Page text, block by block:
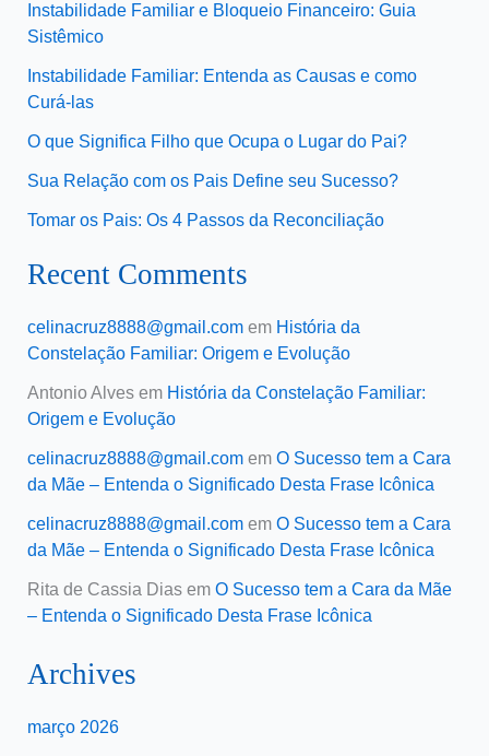
Instabilidade Familiar e Bloqueio Financeiro: Guia
Sistêmico
Instabilidade Familiar: Entenda as Causas e como
Curá-las
O que Significa Filho que Ocupa o Lugar do Pai?
Sua Relação com os Pais Define seu Sucesso?
Tomar os Pais: Os 4 Passos da Reconciliação
Recent Comments
celinacruz8888@gmail.comem História da
Constelação Familiar: Origem e Evolução
Antonio Alvesem História da Constelação Familiar:
Origem e Evolução
celinacruz8888@gmail.comem O Sucesso tem a Cara
da Mãe – Entenda o Significado Desta Frase Icônica
celinacruz8888@gmail.comem O Sucesso tem a Cara
da Mãe – Entenda o Significado Desta Frase Icônica
Rita de Cassia Diasem O Sucesso tem a Cara da Mãe
– Entenda o Significado Desta Frase Icônica
Archives
março 2026